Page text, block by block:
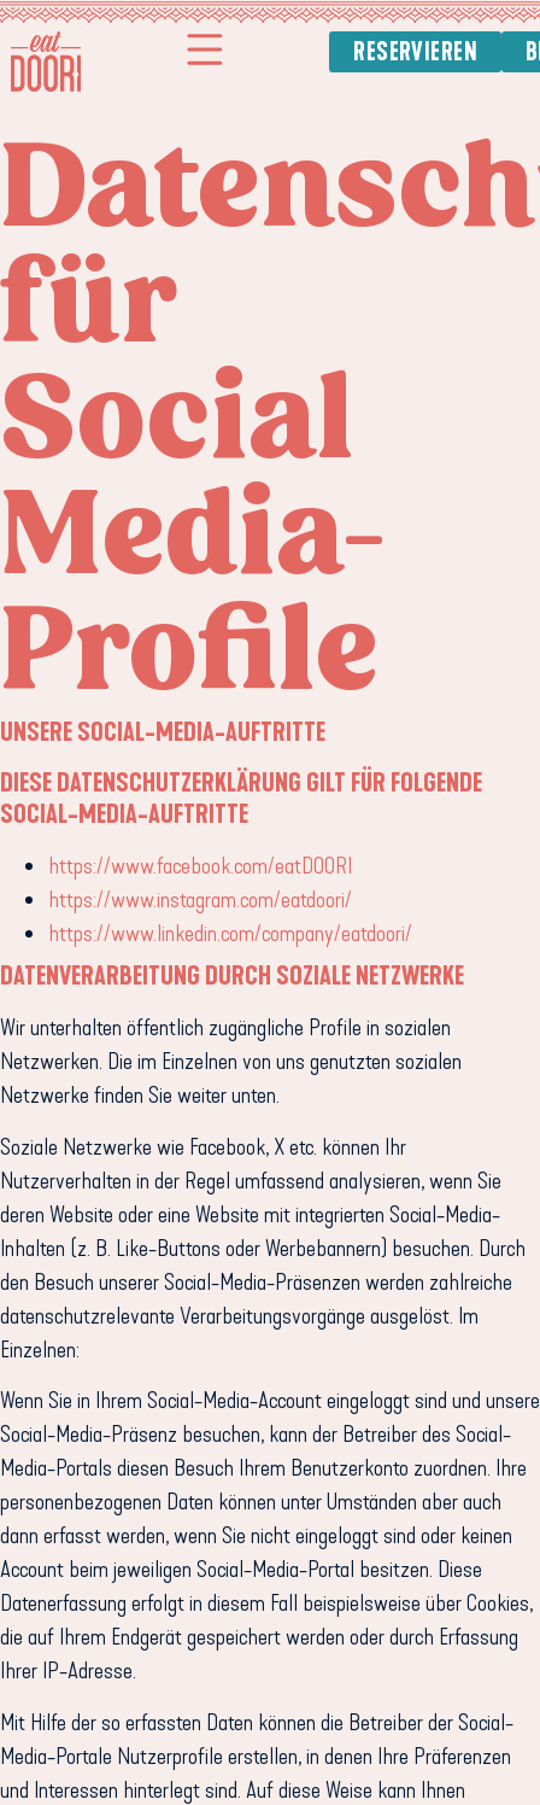
springen
RESERVIEREN
für
Social
Media-
Profile
UNSERE SOCIAL-MEDIA-AUFTRITTE
DIESE DATENSCHUTZERKLÄRUNG GILT FÜR FOLGENDE
SOCIAL-MEDIA-AUFTRITTE
https://www.facebook.com/eatDOORI
https://www.instagram.com/eatdoori/
https://www.linkedin.com/company/eatdoori/
DATENVERARBEITUNG DURCH SOZIALE NETZWERKE
Wir unterhalten öffentlich zugängliche Profile in sozialen
Netzwerken. Die im Einzelnen von uns genutzten sozialen
Netzwerke finden Sie weiter unten.
Soziale Netzwerke wie Facebook, X etc. können Ihr
Nutzerverhalten in der Regel umfassend analysieren, wenn Sie
deren Website oder eine Website mit integrierten Social-Media-
Inhalten (z. B. Like-Buttons oder Werbebannern) besuchen. Durch
den Besuch unserer Social-Media-Präsenzen werden zahlreiche
datenschutzrelevante Verarbeitungsvorgänge ausgelöst. Im
Einzelnen:
Wenn Sie in Ihrem Social-Media-Account eingeloggt sind und unsere
Social-Media-Präsenz besuchen, kann der Betreiber des Social-
Media-Portals diesen Besuch Ihrem Benutzerkonto zuordnen. Ihre
personenbezogenen Daten können unter Umständen aber auch
dann erfasst werden, wenn Sie nicht eingeloggt sind oder keinen
Account beim jeweiligen Social-Media-Portal besitzen. Diese
Datenerfassung erfolgt in diesem Fall beispielsweise über Cookies,
die auf Ihrem Endgerät gespeichert werden oder durch Erfassung
Ihrer IP-Adresse.
Mit Hilfe der so erfassten Daten können die Betreiber der Social-
Media-Portale Nutzerprofile erstellen, in denen Ihre Präferenzen
und Interessen hinterlegt sind. Auf diese Weise kann Ihnen